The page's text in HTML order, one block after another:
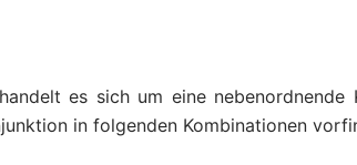
es sich um eine nebenordnende
in folgenden Kombinationen